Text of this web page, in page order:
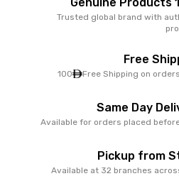
Trusted global brand with
Free
Free Shipping on
100
Same Day
Available for orders placed before
Pickup from
Available at 32 branches